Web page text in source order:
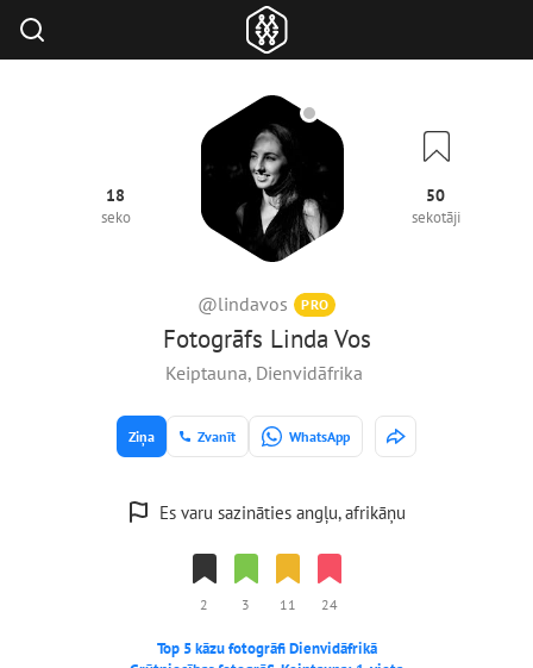
Fotogrāfs Linda Vos
@lindavos PRO
18
seko
50
sekotāji
Keiptauna, Dienvidāfrika
Ziņa Zvanīt WhatsApp
Es varu sazināties angļu, afrikāņu
2 3 11 24
Top 5 kāzu fotogrāfi Dienvidāfrikā